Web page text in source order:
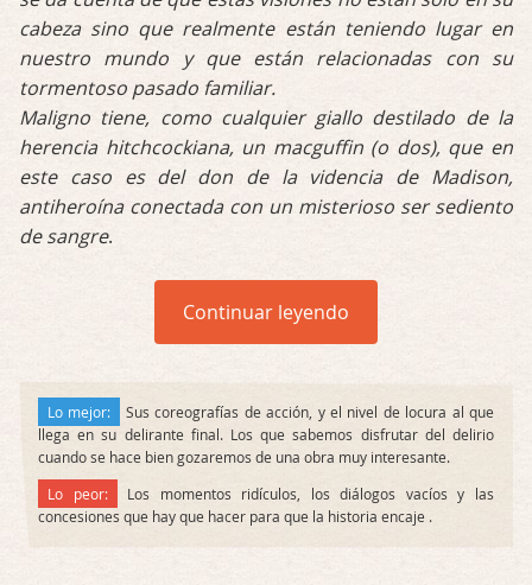
cabeza sino que realmente están teniendo lugar en
nuestro mundo y que están relacionadas con su
tormentoso pasado familiar.
Maligno tiene, como cualquier giallo destilado de la
herencia hitchcockiana, un macguffin (o dos), que en
este caso es del don de la videncia de Madison,
antiheroína conectada con un misterioso ser sediento
de sangre.
Continuar leyendo
Lo mejor:
Sus coreografías de acción, y el nivel de locura al que
llega en su delirante final. Los que sabemos disfrutar del delirio
cuando se hace bien gozaremos de una obra muy interesante.
Lo peor:
Los momentos ridículos, los diálogos vacíos y las
concesiones que hay que hacer para que la historia encaje .